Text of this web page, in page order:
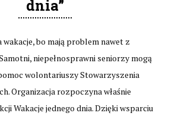
dnia”
wakacje, bo mają problem nawet z
niepełnosprawni seniorzy mogą
wolontariuszy Stowarzyszenia
Organizacja rozpoczyna właśnie
Wakacje jednego dnia. Dzięki wsparciu